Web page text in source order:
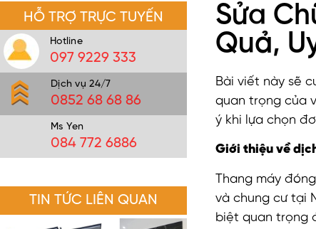
HỖ TRỢ TRỰC TUYẾN
Hotline
097 9229 333
Dịch vụ 24/7
0852 68 68 86
Ms Yen
084 772 6886
TIN TỨC LIÊN QUAN
Sửa
Quả,
Bài viết này sẽ
quan trọng của
ý khi lựa chọn
Giới thiệu về
Thang máy
và chung cư tại
biệt quan trọng